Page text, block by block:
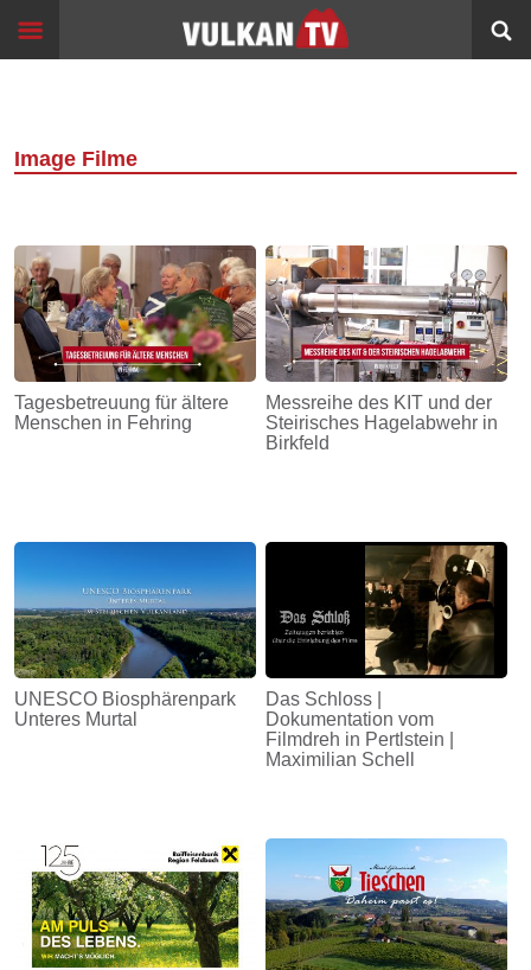
content
Start
Filme
360°
VR
Sport
Info
Energie
Schnöll
gfrogt
Zonen
Podcast
Image Filme
Tagesbetreuung für ältere
Menschen in Fehring
Messreihe des KIT und der
Steirisches Hagelabwehr in
Birkfeld
UNESCO Biosphärenpark
Unteres Murtal
Das Schloss |
Dokumentation vom
Filmdreh in Pertlstein |
Maximilian Schell